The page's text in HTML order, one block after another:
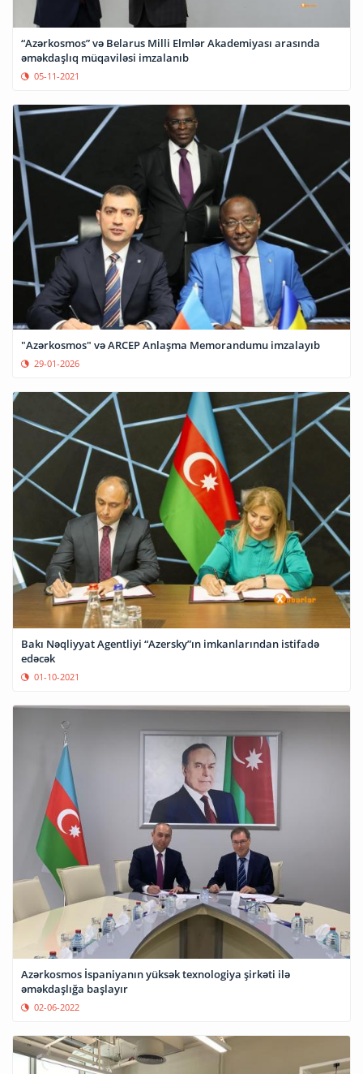
“Azərkosmos” və Belarus Milli Elmlər Akademiyası arasında
əməkdaşlıq müqaviləsi imzalanıb
05-11-2021
"Azərkosmos" və ARCEP Anlaşma Memorandumu imzalayıb
29-01-2026
Bakı Nəqliyyat Agentliyi “Azersky”ın imkanlarından istifadə
edəcək
01-10-2021
Azərkosmos İspaniyanın yüksək texnologiya şirkəti ilə
əməkdaşlığa başlayır
02-06-2022